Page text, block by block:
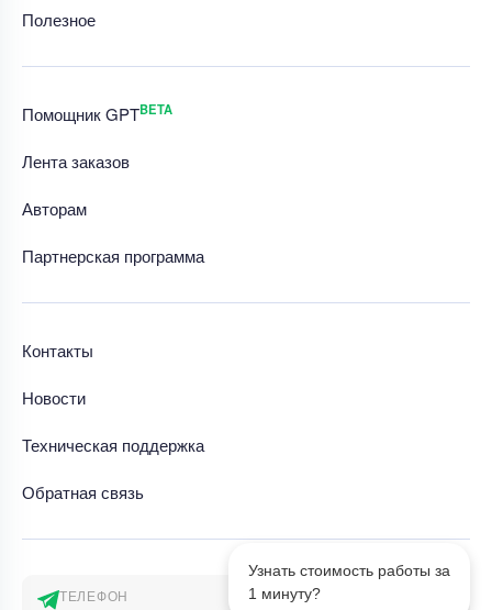
Узнать стоимость работы за
1 минуту?
Полезное
Помощник GPTBETA
Лента заказов
Авторам
Партнерская программа
Контакты
Новости
Техническая поддержка
Обратная связь
ТЕЛЕФОН